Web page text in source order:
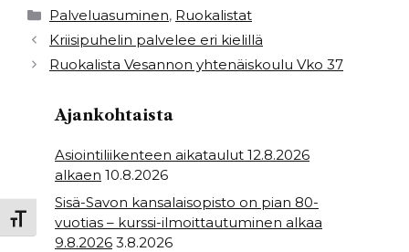
Toggle Font size
e
b
o
o
k
t
e
r
ts
A
p
p
e
Kategoriat
Palveluasuminen, Ruokalistat
Kriisipuhelin palvelee eri kielillä
Ruokalista Vesannon yhtenäiskoulu Vko 37
Ajankohtaista
Asiointiliikenteen aikataulut 12.8.2026
alkaen 10.8.2026
Sisä-Savon kansalaisopisto on pian 80-
vuotias – kurssi-ilmoittautuminen alkaa
9.8.2026 3.8.2026